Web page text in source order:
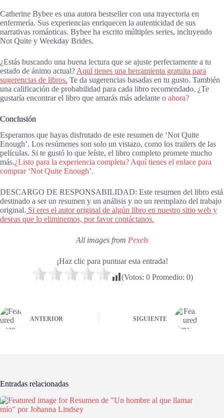
Catherine Bybee es una autora bestseller con una trayectoria en
enfermería. Sus experiencias enriquecen la autenticidad de sus
narrativas románticas. Bybee ha escrito múltiples series, incluyendo
Not Quite y Weekday Brides.
¿Estás buscando una buena lectura que se ajuste perfectamente a tu
estado de ánimo actual? Aquí tienes una herramienta gratuita para
sugerencias de libros. Te da sugerencias basadas en tu gusto. También
una calificación de probabilidad para cada libro recomendado. ¿Te
gustaría encontrar el libro que amarás más adelante o ahora?
Conclusión
Esperamos que hayas disfrutado de este resumen de ‘Not Quite
Enough’. Los resúmenes son solo un vistazo, como los trailers de las
películas. Si te gustó lo que leíste, el libro completo promete mucho
más.¿Listo para la experiencia completa? Aquí tienes el enlace para
comprar ‘Not Quite Enough’.
DESCARGO DE RESPONSABILIDAD: Este resumen del libro está
destinado a ser un resumen y un análisis y no un reemplazo del trabajo
original. Si eres el autor original de algún libro en nuestro sitio web y
deseas que lo eliminemos, por favor contáctanos.
All images from Pexels
¡Haz clic para puntuar esta entrada!
(Votos: 0Promedio: 0)
ANTERIOR SIGUIENTE
Entradas relacionadas